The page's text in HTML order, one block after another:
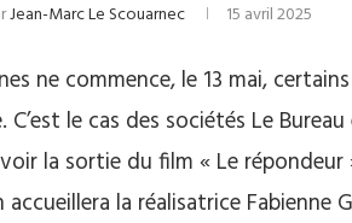
Jean-Marc Le Scouarnec 15 avril 2025
ne commence, le 13 mai,
le cas des sociétés Le
la sortie du film « Le répondeur
la réalisatrice